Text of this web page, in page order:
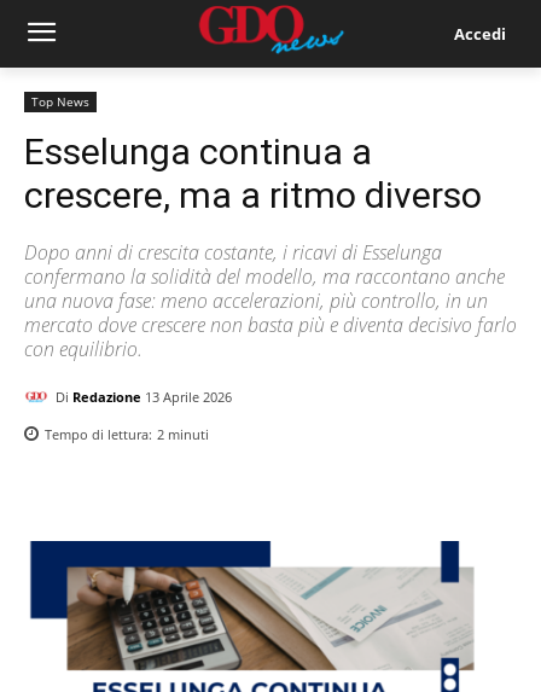
Accedi
Top News
Esselunga continua a
crescere, ma a ritmo diverso
Dopo anni di crescita costante, i ricavi di Esselunga
confermano la solidità del modello, ma raccontano anche
una nuova fase: meno accelerazioni, più controllo, in un
mercato dove crescere non basta più e diventa decisivo farlo
con equilibrio.
Di Redazione 13 Aprile 2026
Tempo di lettura: 2 minuti